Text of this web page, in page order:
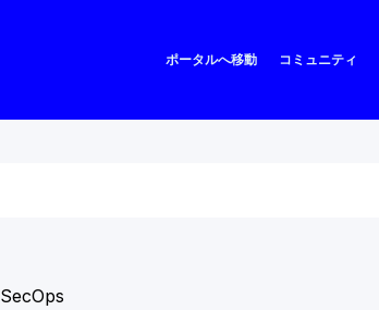
ポータルへ移動 コミュニティ